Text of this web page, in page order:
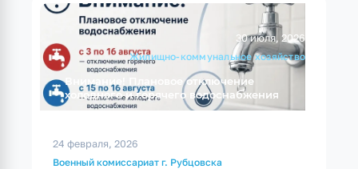
30 июля, 2026
Жилищно-коммунальное хозяйство
Внимание! Плановое отключение
холодного и горячего водоснабжения
24 февраля, 2026
Военный комиссариат г. Рубцовска